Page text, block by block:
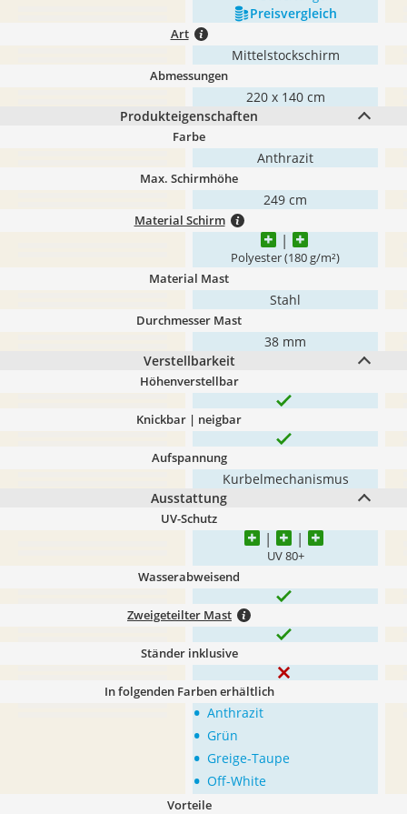
Preis­vergleich
Art
Mittelstockschirm
Abmessungen
220 x 140 cm
Produkteigenschaften
Farbe
Anthrazit
Max. Schirmhöhe
249 cm
Material Schirm
Polyester (180 g/m²)
Material Mast
Stahl
Durchmesser Mast
38 mm
Verstellbarkeit
Höhenverstellbar
Knickbar | neigbar
Aufspannung
Kurbelmechanismus
Ausstattung
UV-Schutz
UV 80+
Wasserabweisend
Zweigeteilter Mast
Ständer inklusive
In folgenden Farben erhältlich
• Anthrazit
• Grün
• Greige-Taupe
• Off-White
Vorteile